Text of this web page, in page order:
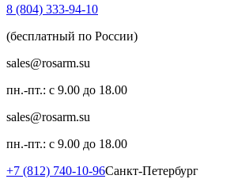
8 (804) 333-94-10
(бесплатный по России)
sales@rosarm.su
пн.-пт.: с 9.00 до 18.00
sales@rosarm.su
пн.-пт.: с 9.00 до 18.00
+7 (812) 740-10-96Санкт-Петербург